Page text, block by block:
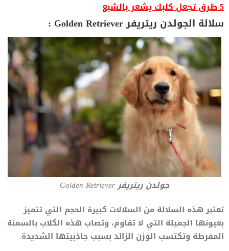
5 طرق تجعل كلبك يشعر بالشبع
سلالة الجولدن ريتريفر Golden Retriever :
جولدن ريتريفر Golden Retriever
تعتبر هذه السلالة من السلالات كبيرة الحجم التي تتميز
بعيونها الجميلة التي لا تقاوم، وتصاب هذه الكلاب بالسمنة
المفرطة وتكتسب الوزن الزائد بسبب جاذبيتها الشديدة.